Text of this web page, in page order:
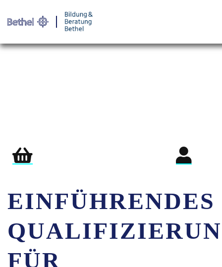
EINFÜHRENDES
FÜR